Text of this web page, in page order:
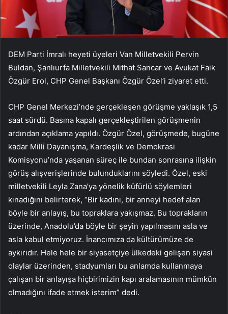
DEM Parti İmralı heyeti üyeleri Van Milletvekili Pervin
Buldan, Şanlıurfa Milletvekili Mithat Sancar ve Avukat Faik
Özgür Erol, CHP Genel Başkanı Özgür Özel’i ziyaret etti.
CHP Genel Merkezi’nde gerçekleşen görüşme yaklaşık 1,5
saat sürdü. Basına kapalı gerçekleştirilen görüşmenin
ardından açıklama yapıldı. Özgür Özel, görüşmede, bugüne
kadar Milli Dayanışma, Kardeşlik ve Demokrasi
Komisyonu’nda yaşanan süreç ile bundan sonrasına ilişkin
görüş alışverişlerinde bulunduklarını söyledi. Özel, eski
milletvekili Leyla Zana’ya yönelik küfürlü söylemleri
kınadığını belirterek, “Bir kadını, bir anneyi hedef alan
böyle bir anlayış, bu topraklara yakışmaz. Bu toprakların
üzerinde, Anadolu’da böyle bir şeyin yapılmasını asla ve
asla kabul etmiyoruz. İnancımıza da kültürümüze de
aykırıdır. Hele hele bir siyasetçiye ülkedeki gelişen siyasi
olaylar üzerinden, stadyumları bu anlamda kullanmaya
çalışan bir anlayışa hiçbirimizin kapı aralamasının mümkün
olmadığını ifade etmek isterim” dedi.